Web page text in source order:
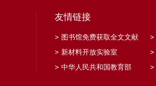
友情链接
> 图书馆免费获取全文文献 >
> 新材料开放实验室 >
> 中华人民共和国教育部 >